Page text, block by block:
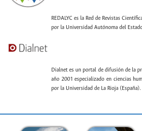
REDALYC es la Red de Revistas
por la Universidad Autónoma del
Dialnet es un portal de difusión de la
año 2001 especializado en ciencias
por la Universidad de La Rioja (España).